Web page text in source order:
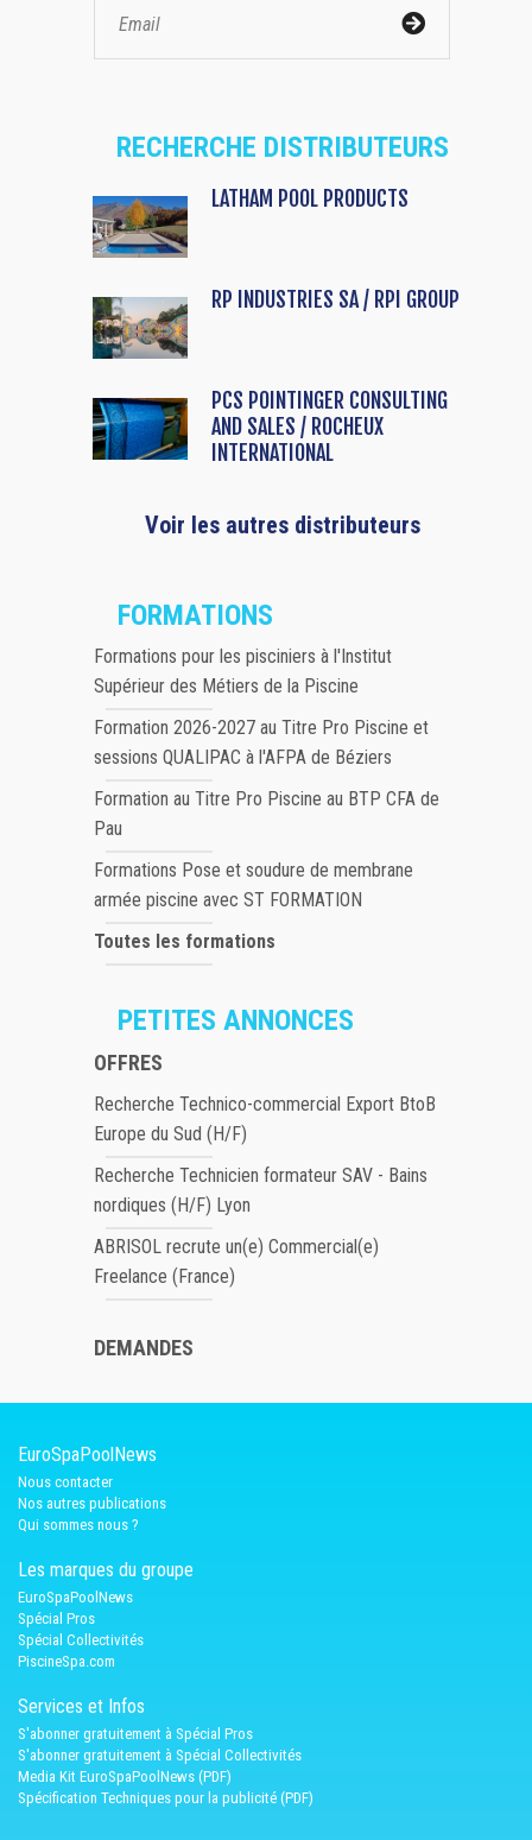
RECHERCHE DISTRIBUTEURS
LATHAM POOL PRODUCTS
RP INDUSTRIES SA / RPI GROUP
PCS POINTINGER CONSULTING
AND SALES / ROCHEUX
INTERNATIONAL
Voir les autres distributeurs
FORMATIONS
Formations pour les pisciniers à l'Institut
Supérieur des Métiers de la Piscine
Formation 2026-2027 au Titre Pro Piscine et
sessions QUALIPAC à l'AFPA de Béziers
Formation au Titre Pro Piscine au BTP CFA de
Pau
Formations Pose et soudure de membrane
armée piscine avec ST FORMATION
Toutes les formations
PETITES ANNONCES
OFFRES
Recherche Technico-commercial Export BtoB
Europe du Sud (H/F)
Recherche Technicien formateur SAV - Bains
nordiques (H/F) Lyon
ABRISOL recrute un(e) Commercial(e)
Freelance (France)
DEMANDES
EuroSpaPoolNews
Nous contacter
Nos autres publications
Qui sommes nous ?
Les marques du groupe
EuroSpaPoolNews
Spécial Pros
Spécial Collectivités
PiscineSpa.com
Services et Infos
S'abonner gratuitement à Spécial Pros
S'abonner gratuitement à Spécial Collectivités
Media Kit EuroSpaPoolNews (PDF)
Spécification Techniques pour la publicité (PDF)